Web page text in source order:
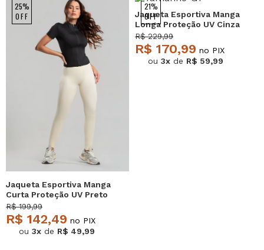
25%
OFF
Jaqueta Esportiva Manga
Curta Proteção UV Preto
Salvatore
R$ 199,99
R$ 142,49 no PIX
ou 3x de R$ 49,99
21%
OFF
Jaqueta Esportiva Manga
Longa Proteção UV Cinza
Salvatore
R$ 229,99
R$ 170,99 no PIX
ou 3x de R$ 59,99